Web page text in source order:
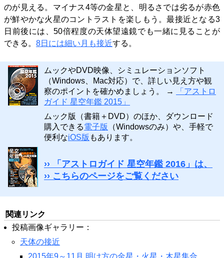
のが見える。マイナス4等の金星と、明るさでは劣るが赤色
が鮮やかな火星のコントラストを楽しもう。最接近となる3
日前後には、50倍程度の天体望遠鏡でも一緒に見ることが
できる。 8日には細い月も接近する。
ムックやDVD映像、シミュレーションソフト
（Windows、Mac対応）で、詳しい見え方や観
察のポイントを確かめましょう。 →
「アストロ
ガイド 星空年鑑 2015」
ムック版（書籍＋DVD）のほか、ダウンロード
購入できる電子版
（Windowsのみ）や、手軽で
便利なiOS版 もあります。
›› 「アストロガイド 星空年鑑 2016」は、
›› こちらのページをご覧ください
関連リンク
投稿画像ギャラリー：
天体の接近
2015年9～11月 明け方の金星・火星・木星集合